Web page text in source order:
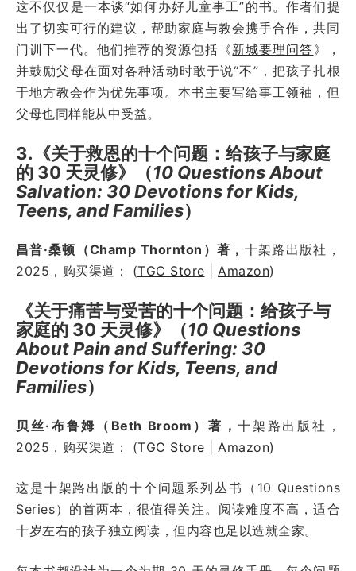
这不仅仅是一本谈“如何办好儿童事工”的书。作者们提
出了切实可行的建议，帮助家庭与教会携手合作，共同
门训下一代。他们推荐的资源包括《新城要理问答》，
并鼓励父母在面对各种活动时敢于说“不”，把孩子扎根
于地方教会作为优先事项。本书主要写给事工领袖，但
父母也同样能从中受益。
3.《关于救恩的十个问题：给孩子与家庭
的 30 天灵修》（10 Questions About
Salvation: 30 Devotions for Kids,
Teens, and Families）
昌普·桑顿（Champ Thornton）著， 十架路出版社，
2025，购买渠道： (TGC Store Amazon)
《关于痛苦与受苦的十个问题：给孩子与
家庭的 30 天灵修》（10 Questions
About Pain and Suffering: 30
Devotions for Kids, Teens, and
Families）
贝丝·布鲁姆（Beth Broom）著，十架路出版社，
2025，购买渠道： (TGC Store Amazon)
这是十架路出版的十个问题系列丛书（10 Questions
Series）的首两本，很值得关注。阅读难度不高，适合
十岁左右的孩子独立阅读，但内容也足以造就全家。